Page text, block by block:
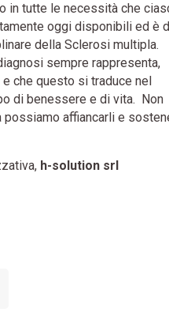
in tutte le necessità che
oggi disponibili ed è
della Sclerosi multipla.
sempre rappresenta,
che questo si traduce nel
di benessere e di vita. Non
affiancarli e
h-solution srl